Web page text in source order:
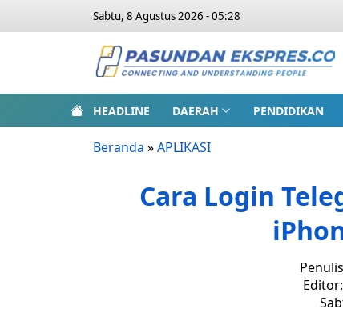
Sabtu, 8 Agustus 2026 - 05:28
HEADLINE DAERAH PENDIDIKAN
Beranda »APLIKASI
Cara Login